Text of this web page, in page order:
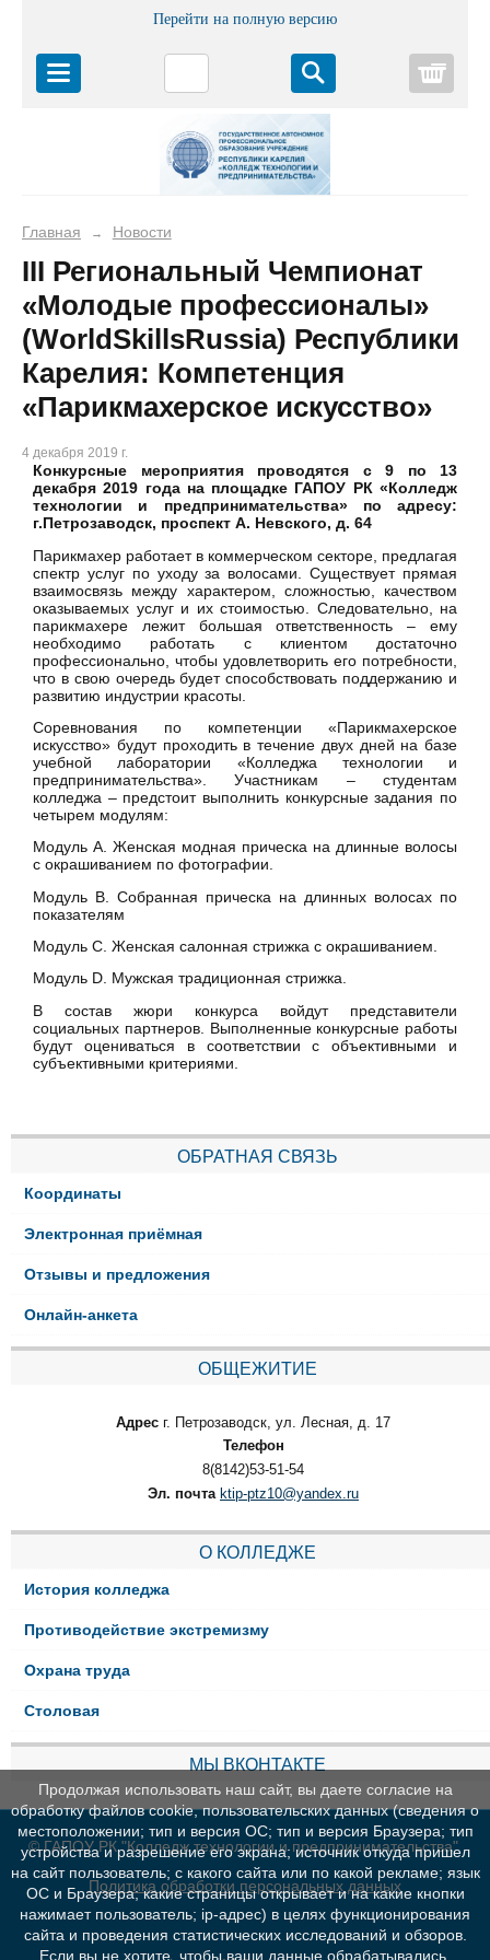
Перейти на полную версию
Главная → Новости
III Региональный Чемпионат
«Молодые профессионалы»
(WorldSkillsRussia) Республики
Карелия: Компетенция
«Парикмахерское искусство»
4 декабря 2019 г.
Конкурсные мероприятия проводятся с 9 по 13
декабря 2019 года на площадке ГАПОУ РК «Колледж
технологии и предпринимательства» по адресу:
г.Петрозаводск, проспект А. Невского, д. 64
Парикмахер работает в коммерческом секторе, предлагая
спектр услуг по уходу за волосами. Существует прямая
взаимосвязь между характером, сложностью, качеством
оказываемых услуг и их стоимостью. Следовательно, на
парикмахере лежит большая ответственность – ему
необходимо работать с клиентом достаточно
профессионально, чтобы удовлетворить его потребности,
что в свою очередь будет способствовать поддержанию и
развитию индустрии красоты.
Соревнования по компетенции «Парикмахерское
искусство» будут проходить в течение двух дней на базе
учебной лаборатории «Колледжа технологии и
предпринимательства». Участникам – студентам
колледжа – предстоит выполнить конкурсные задания по
четырем модулям:
Модуль А. Женская модная прическа на длинные волосы
с окрашиванием по фотографии.
Модуль В. Собранная прическа на длинных волосах по
показателям
Модуль С. Женская салонная стрижка с окрашиванием.
Модуль D. Мужская традиционная стрижка.
В состав жюри конкурса войдут представители
социальных партнеров. Выполненные конкурсные работы
будут оцениваться в соответствии с объективными и
субъективными критериями.
ОБРАТНАЯ СВЯЗЬ
Координаты
Электронная приёмная
Отзывы и предложения
Онлайн-анкета
ОБЩЕЖИТИЕ
Адрес г. Петрозаводск, ул. Лесная, д. 17
Телефон
8(8142)53-51-54
Эл. почта ktip-ptz10@yandex.ru
О КОЛЛЕДЖЕ
История колледжа
Противодействие экстремизму
Охрана труда
Столовая
МЫ ВКОНТАКТЕ
© ГАПОУ РК "Колледж технологии и предпринимательства"
Политика обработки персональных данных
Продолжая использовать наш сайт, вы даете согласие на
обработку файлов cookie, пользовательских данных (сведения о
местоположении; тип и версия ОС; тип и версия Браузера; тип
устройства и разрешение его экрана; источник откуда пришел
на сайт пользователь; с какого сайта или по какой рекламе; язык
ОС и Браузера; какие страницы открывает и на какие кнопки
нажимает пользователь; ip-адрес) в целях функционирования
сайта и проведения статистических исследований и обзоров.
Если вы не хотите, чтобы ваши данные обрабатывались,